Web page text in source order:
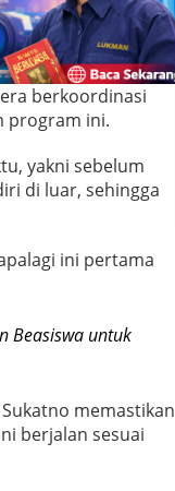
berkoordinasi
program ini.
yakni sebelum
di luar, sehingga
ini pertama
Beasiswa untuk
memastikan
berjalan sesuai